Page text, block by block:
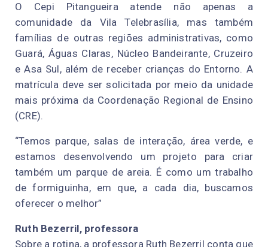
O Cepi Pitangueira atende não apenas a
comunidade da Vila Telebrasília, mas também
famílias de outras regiões administrativas, como
Guará, Águas Claras, Núcleo Bandeirante, Cruzeiro
e Asa Sul, além de receber crianças do Entorno. A
matrícula deve ser solicitada por meio da unidade
mais próxima da Coordenação Regional de Ensino
(CRE).
“Temos parque, salas de interação, área verde, e
estamos desenvolvendo um projeto para criar
também um parque de areia. É como um trabalho
de formiguinha, em que, a cada dia, buscamos
oferecer o melhor”
Ruth Bezerril, professora
Sobre a rotina, a professora Ruth Bezerril conta que